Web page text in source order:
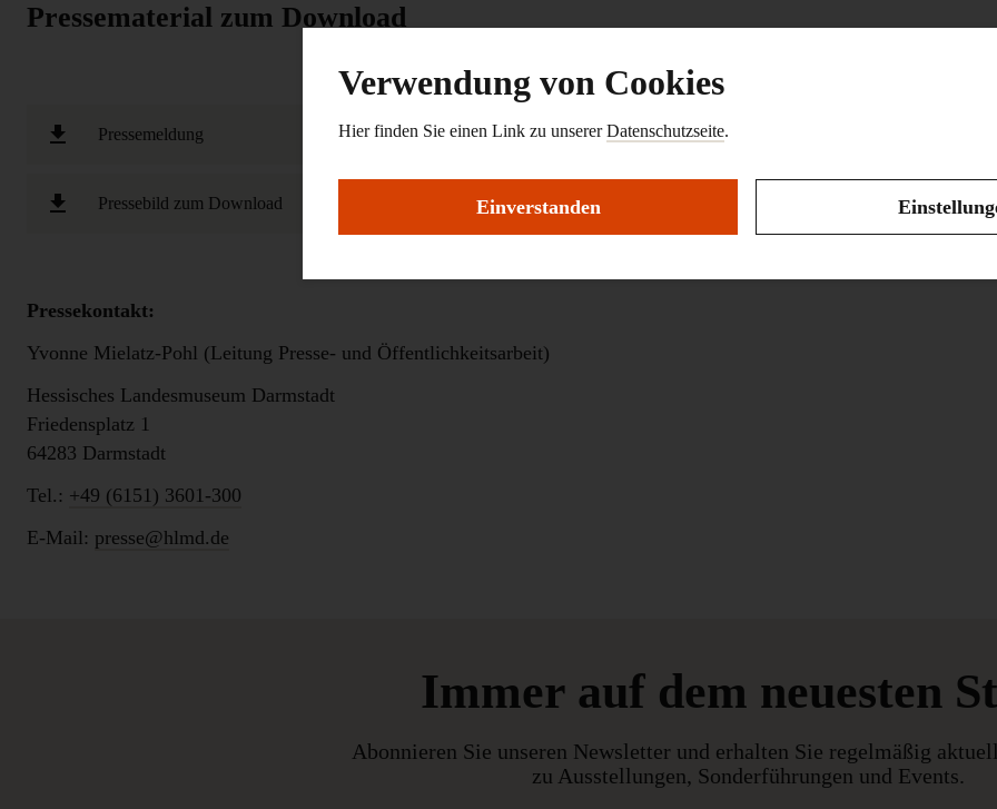
Pressematerial zum Download
Pressemeldung
Pressebild zum Download
Pressekontakt:
Yvonne Mielatz-Pohl (Leitung Presse- und Öffentlichkeitsarbeit)
Hessisches Landesmuseum Darmstadt
Friedensplatz 1
64283 Darmstadt
Tel.: +49 (6151) 3601-300
E-Mail: presse@hlmd.de
Immer auf dem neuesten
Abonnieren Sie unseren Newsletter und erhalten Sie regelmäßig
zu Ausstellungen, Sonderführungen und Events.
Verwendung von Cookies
Hier finden Sie einen Link zu unsererDatenschutzseite.
Einverstanden